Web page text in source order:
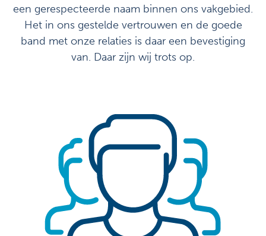
een gerespecteerde naam binnen ons vakgebied.
Het in ons gestelde vertrouwen en de goede
band met onze relaties is daar een bevestiging
van. Daar zijn wij trots op.